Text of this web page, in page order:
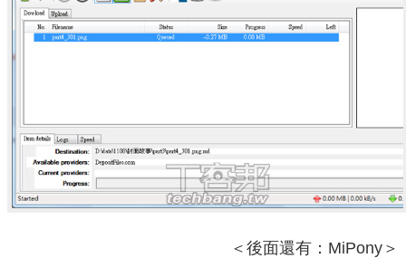
＜後面還有：MiPony＞